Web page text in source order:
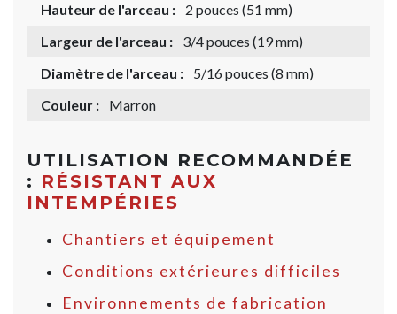
Hauteur de l'arceau :
2 pouces (51 mm)
Largeur de l'arceau :
3/4 pouces (19 mm)
Diamètre de l'arceau :
5/16 pouces (8 mm)
Couleur :
Marron
UTILISATION RECOMMANDÉE
: RÉSISTANT AUX
INTEMPÉRIES
Chantiers et équipement
Conditions extérieures difficiles
Environnements de fabrication